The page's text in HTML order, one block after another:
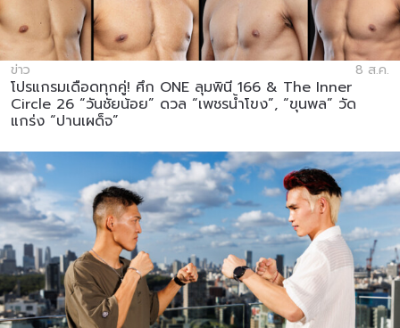
ข่าว 8 ส.ค.
โปรแกรมเดือดทุกคู่! ศึก ONE ลุมพินี 166 & The Inner
Circle 26 “วันชัยน้อย” ดวล “เพชรน้ำโขง”, “ขุนพล” วัด
แกร่ง “ปานเผด็จ”